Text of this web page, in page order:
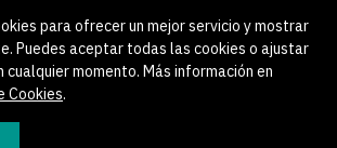
para ofrecer un mejor servicio y mostrar
Puedes aceptar todas las cookies o ajustar
momento. Más información en
Cookies.